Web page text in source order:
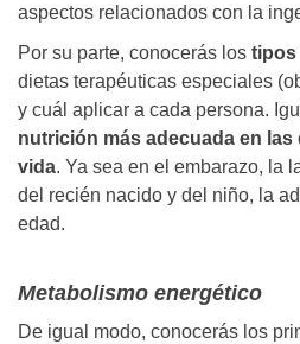
aspectos relacionados con la
Por su parte, conocerás los tipos
dietas terapéuticas especiales
y cuál aplicar a cada persona.
nutrición más adecuada en
vida. Ya sea en el embarazo, la
del recién nacido y del niño, la
edad.
Metabolismo energético
De igual modo, conocerás los